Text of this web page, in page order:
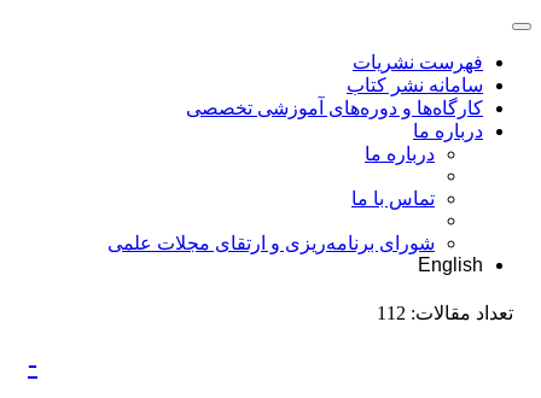
فهرست نشریات
سامانه نشر کتاب
کارگاه‌ها و دوره‌های آموزشی تخصصی
درباره ما
درباره ما
تماس با ما
شورای برنامه‌ریزی و ارتقای مجلات علمی
English
تعداد مقالات: 112
-